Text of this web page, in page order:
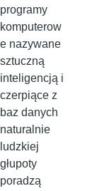
programy
komputerow
e nazywane
sztuczną
inteligencją i
czerpiące z
baz danych
naturalnie
ludzkiej
głupoty
poradzą